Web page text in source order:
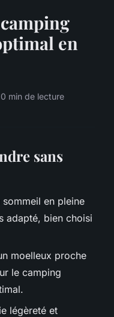
en
min de lecture
sans
en pleine
adapté, bien choisi
moelleux proche
le camping
légèreté et